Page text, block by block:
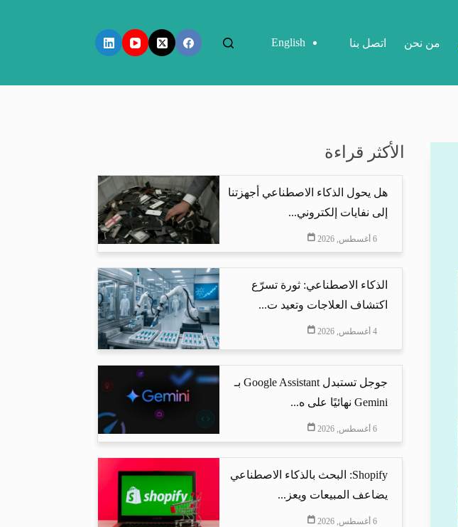
من نحن اتصل بنا English
الأكثر قراءة
هل يحول الذكاء الاصطناعي أجهزتنا
إلى نفايات إلكتروني...
6 أغسطس, 2026
الذكاء الاصطناعي: ثورة تسرّع
اكتشاف العلاجات وتعيد ت...
4 أغسطس, 2026
جوجل تستبدل Google Assistant بـ
Gemini نهائيًا على ه...
6 أغسطس, 2026
Shopify: البحث بالذكاء الاصطناعي
يضاعف المبيعات ويعز...
6 أغسطس, 2026